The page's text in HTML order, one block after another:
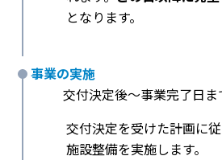
となります。
事業の実施
交付決定後〜事業完了日ま
交付決定を受けた計画に
施設整備を実施します。